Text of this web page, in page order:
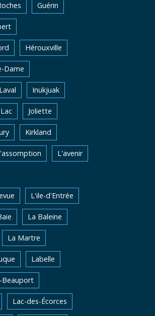
Guérin
Hérouxville
Dame
Inukjuak
Joliette
Kirkland
L'avenir
L'ile-d'Entrée
La Baleine
La Martre
Labelle
Beauport
Lac-des-Écorces